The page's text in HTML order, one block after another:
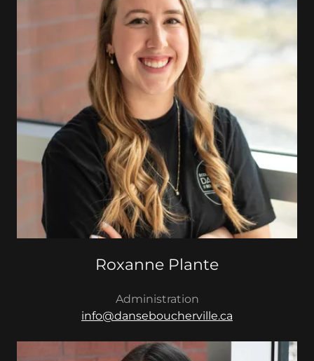
Roxanne Plante
Administration
info@danseboucherville.ca